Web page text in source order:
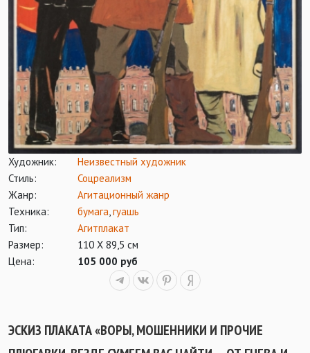
Художник:
Неизвестный художник
Стиль:
Соцреализм
Жанр:
Агитационный жанр
Техника:
бумага гуашь
Тип:
Агитплакат
Размер:
110 Х 89,5 см
Цена:
105 000 руб
ЭСКИЗ ПЛАКАТА «ВОРЫ, МОШЕННИКИ И ПРОЧИЕ